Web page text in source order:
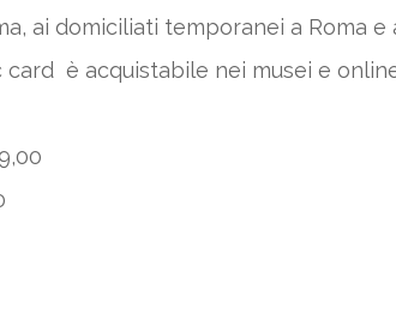
ai domiciliati temporanei a Roma
è acquistabile nei musei e